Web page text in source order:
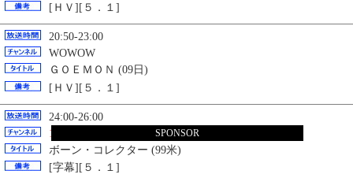
[ＨＶ][５．１]
20:50-23:00
WOWOW
ＧＯＥＭＯＮ (09日)
[ＨＶ][５．１]
24:00-26:00
192ch
ボーン・コレクター (99米)
[字幕][５．１]
SPONSOR